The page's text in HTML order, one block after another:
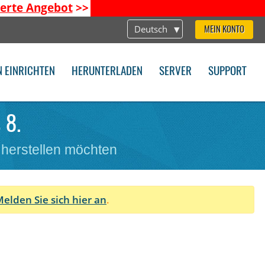
Angebot>>
Deutsch MEIN KONTO
EINRICHTEN HERUNTERLADEN SERVER SUPPORT
8.
möchten
Sie sich hier an.